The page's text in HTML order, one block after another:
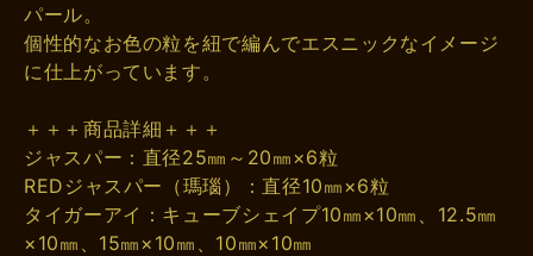
パール。
個性的なお色の粒を紐で編んでエスニックなイメージ
に仕上がっています。
＋＋＋商品詳細＋＋＋
ジャスパー：直径25㎜～20㎜×6粒
REDジャスパー（瑪瑙）：直径10㎜×6粒
タイガーアイ：キューブシェイプ10㎜×10㎜、12.5㎜
×10㎜、15㎜×10㎜、10㎜×10㎜